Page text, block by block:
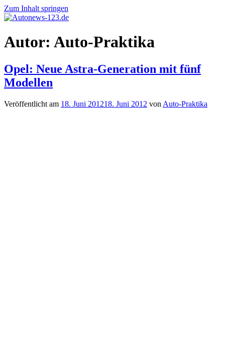
Zum Inhalt springen
123.de
mit
Autor: Auto-Praktika
Opel: Neue Astra-Generation mit fünf
Modellen
Veröffentlicht am 18. Juni 201218. Juni 2012 von Auto-Praktika